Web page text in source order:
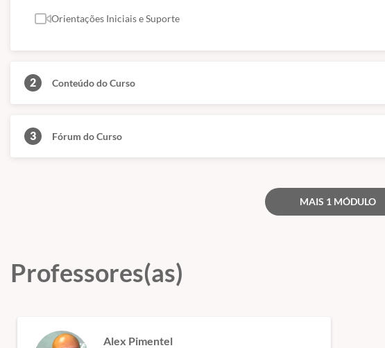
superior. Orientações Iniciais e Suporte
2 Conteúdo do Curso
3 Fórum do Curso
MAIS 1 MÓDULO
Professores(as)
Alex Pimentel